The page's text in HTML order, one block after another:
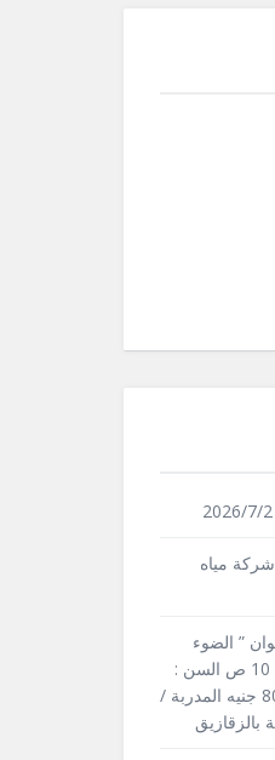
مياه
” الضوء
” الموعد: الأربعاء 2026/7/1 الساعة 10 ص السن :
من 5 _ 9 سنوات تكلفة الاشتراك : 80 جنيه المدربة /
بالزقازيق